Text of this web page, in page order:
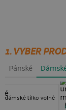
1. VYBER
Pánské
dámské tílko volné